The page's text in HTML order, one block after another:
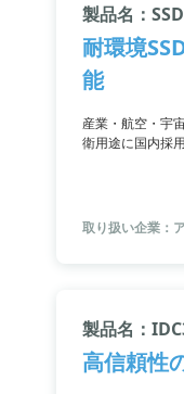
製品名：SSD
耐環境
能
産業・航空・宇
衛用途に国内採
取り扱い企業：
製品名：
高信頼性